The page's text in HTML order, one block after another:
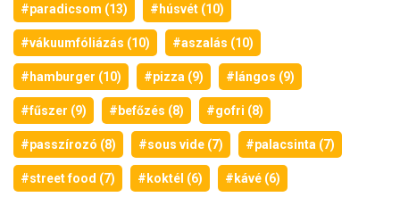
#paradicsom (13) #húsvét (10)
#vákuumfóliázás (10) #aszalás (10)
#hamburger (10) #pizza (9) #lángos (9)
#fűszer (9) #befőzés (8) #gofri (8)
#passzírozó (8) #sous vide (7) #palacsinta (7)
#street food (7) #koktél (6) #kávé (6)